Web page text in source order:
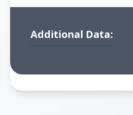
Additional Data: